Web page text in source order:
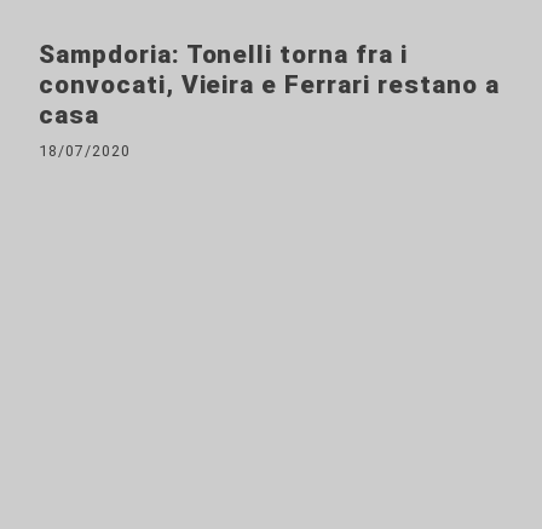
Sampdoria: Tonelli torna fra i
convocati, Vieira e Ferrari restano a
casa
18/07/2020